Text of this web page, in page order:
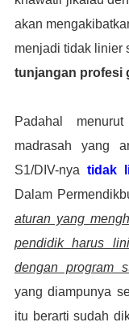
akan
menjadi tidak linier
tunjangan profesi
Padahal
madrasah yang
S1/DIV-nyatidak
Dalam
aturan yang
pendidik harus
dengan program
yang diampunya
itu berarti sudah